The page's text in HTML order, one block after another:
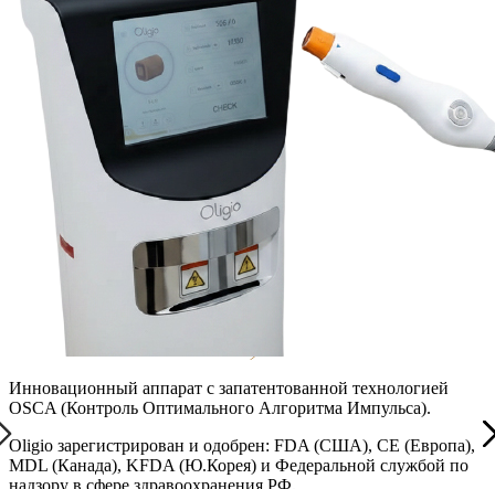
Инновационный аппарат с запатентованной технологией
OSCA (Контроль Оптимального Алгоритма Импульса).
Oligio зарегистрирован и одобрен: FDA (США), СЕ (Европа),
MDL (Канада), KFDA (Ю.Корея) и Федеральной службой по
надзору в сфере здравоохранения РФ.